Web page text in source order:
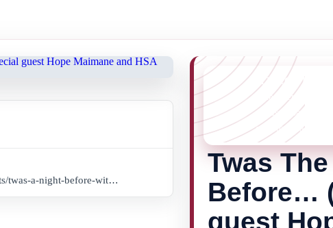
www.buytickets.gi/events/twas-a-night-before-with-special-guest-hope-maimane-and-hsa-dancers-1103?_gl=1*180aevm*_up*MQ..*_ga*MTY4MTYxMTg4NC4xNzU4MjkxMjk4*_ga_8LCG62RB03*czE3NTgyOTEyOTckbzEkZzEkdDE3NTgyOTEyOTkkajU4JGwwJGgw
¡TE LO
Este evento ya no
cosas pasando en
eventos mas
Twas
Before…
guest